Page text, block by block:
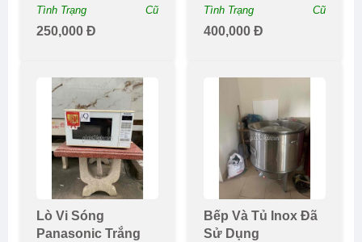
Tình Trạng
Cũ
250,000 Đ
Tình Trạng
Cũ
400,000 Đ
Lò Vi Sóng
Panasonic Trắng
Bếp Và Tủ Inox Đã
Sử Dụng